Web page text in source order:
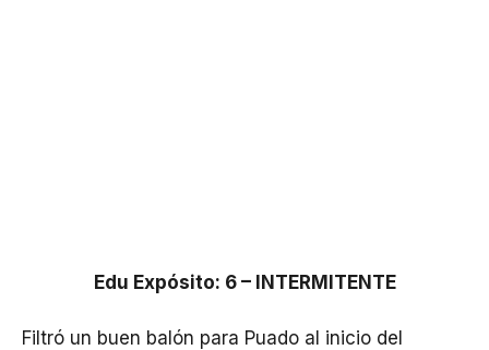
Edu Expósito: 6 – INTERMITENTE
Filtró un buen balón para Puado al inicio del